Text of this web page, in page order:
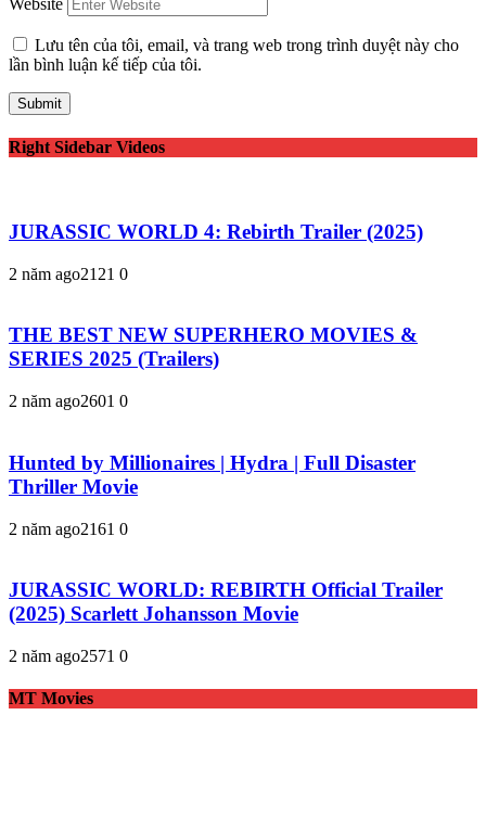
Lưu tên của tôi, email, và trang web trong trình duyệt này cho
lần bình luận kế tiếp của tôi.
Right Sidebar Videos
JURASSIC WORLD 4: Rebirth Trailer (2025)
2 năm ago2121 0
THE BEST NEW SUPERHERO MOVIES &
SERIES 2025 (Trailers)
2 năm ago2601 0
Hunted by Millionaires | Hydra | Full Disaster
Thriller Movie
2 năm ago2161 0
JURASSIC WORLD: REBIRTH Official Trailer
(2025) Scarlett Johansson Movie
2 năm ago2571 0
MT Movies